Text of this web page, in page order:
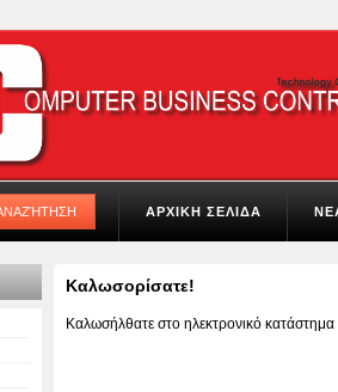
ΑΡΧΙΚΗ ΣΕΛΙΔΑ
Καλωσορίσατε!
Καλωσήλθατε στο ηλεκτρονικό κατάστημα